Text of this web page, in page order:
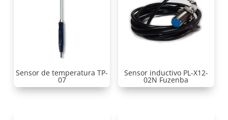
Sensor de temperatura TP-
07
Sensor inductivo PL-X12-
02N Fuzenba